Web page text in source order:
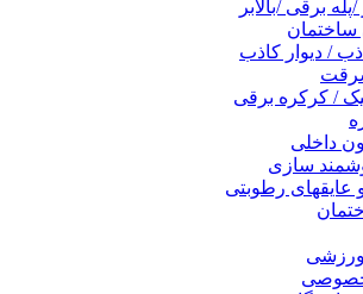
برقی /بالابر
ساختمان
/ دیوار کاذب
/ کرکره برقی
داخلی
سازی
و عایقهای رطوبتی